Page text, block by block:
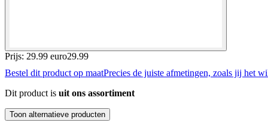
Prijs: 29.99 euro29.99
Bestel dit product op maatPrecies de juiste afmetingen, zoals jij het
Dit product is uit ons assortiment
Toon alternatieve producten